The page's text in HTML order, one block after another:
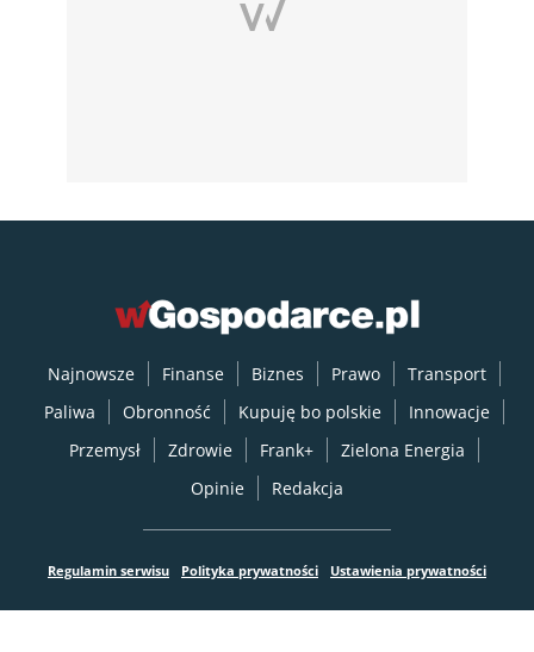
Najnowsze Finanse Biznes Prawo
Transport
Paliwa
Obronność Kupuję bo polskie
Innowacje
Przemysł
Zdrowie Frank+
Zielona Energia
Opinie
Redakcja
Regulamin serwisu Polityka prywatności Ustawienia prywatności